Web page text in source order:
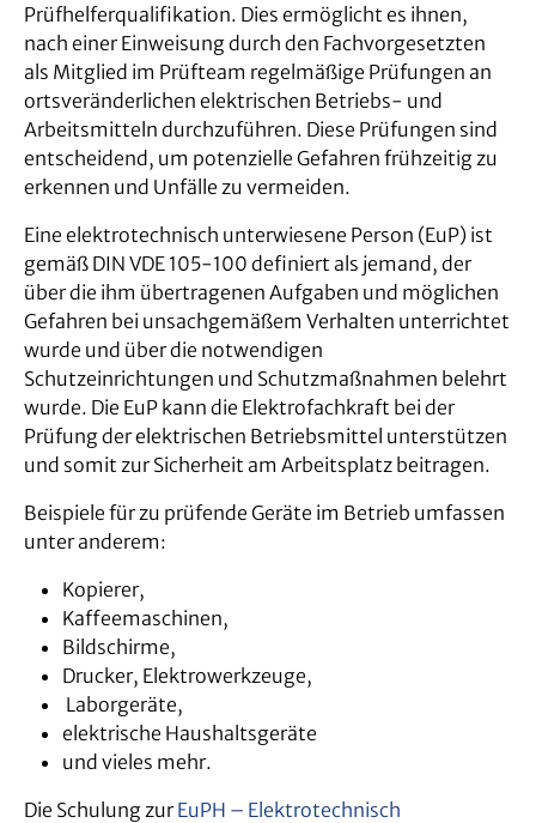
Prüfhelferqualifikation. Dies ermöglicht es ihnen,
nach einer Einweisung durch den Fachvorgesetzten
als Mitglied im Prüfteam regelmäßige Prüfungen an
ortsveränderlichen elektrischen Betriebs- und
Arbeitsmitteln durchzuführen. Diese Prüfungen sind
entscheidend, um potenzielle Gefahren frühzeitig zu
erkennen und Unfälle zu vermeiden.
Eine elektrotechnisch unterwiesene Person (EuP) ist
gemäß DIN VDE 105-100 definiert als jemand, der
über die ihm übertragenen Aufgaben und möglichen
Gefahren bei unsachgemäßem Verhalten unterrichtet
wurde und über die notwendigen
Schutzeinrichtungen und Schutzmaßnahmen belehrt
wurde. Die EuP kann die Elektrofachkraft bei der
Prüfung der elektrischen Betriebsmittel unterstützen
und somit zur Sicherheit am Arbeitsplatz beitragen.
Beispiele für zu prüfende Geräte im Betrieb umfassen
unter anderem:
Kopierer,
Kaffeemaschinen,
Bildschirme,
Drucker, Elektrowerkzeuge,
Laborgeräte,
elektrische Haushaltsgeräte
und vieles mehr.
Die Schulung zurEuPH – Elektrotechnisch